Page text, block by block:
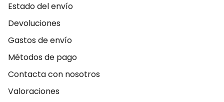
Estado del envío
Devoluciones
Gastos de envío
Métodos de pago
Contacta con nosotros
Valoraciones